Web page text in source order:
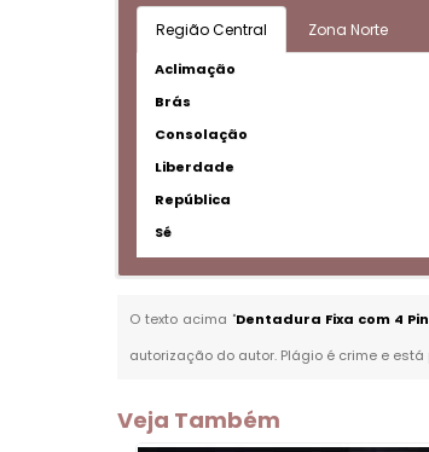
Região Central Zona Norte
Aclimação
Brás
Consolação
Liberdade
República
Sé
O texto acima "Dentadura Fixa com 4
autorização do autor. Plágio é crime e
Veja Também